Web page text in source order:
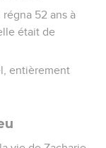
52 ans à
était de
entièrement